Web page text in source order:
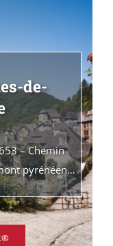
de-
– Chemin
pyrénéen…